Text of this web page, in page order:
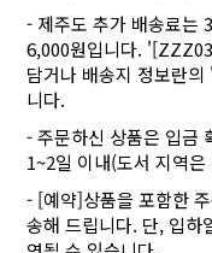
- 제주도 추가 배송료는
6,000원입니다.
담거나 배송지 정보란
니다.
- 주문하신 상품은 입금
1~2일 이내(도서 지역
- [예약]상품을 포함한
송해 드립니다. 단, 입하